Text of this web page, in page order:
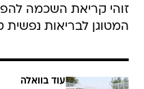
זוהי קריאת השכמה
המטוגן לבריאות נפשית
עוד בוואלה